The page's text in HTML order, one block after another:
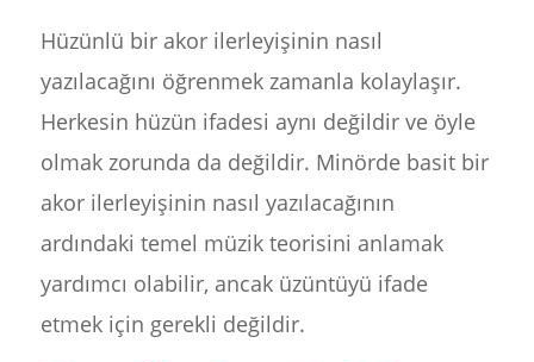
Hüzünlü bir akor ilerleyişinin nasıl
yazılacağını öğrenmek zamanla kolaylaşır.
Herkesin hüzün ifadesi aynı değildir ve öyle
olmak zorunda da değildir. Minörde basit bir
akor ilerleyişinin nasıl yazılacağının
ardındaki temel müzik teorisini anlamak
yardımcı olabilir, ancak üzüntüyü ifade
etmek için gerekli değildir.